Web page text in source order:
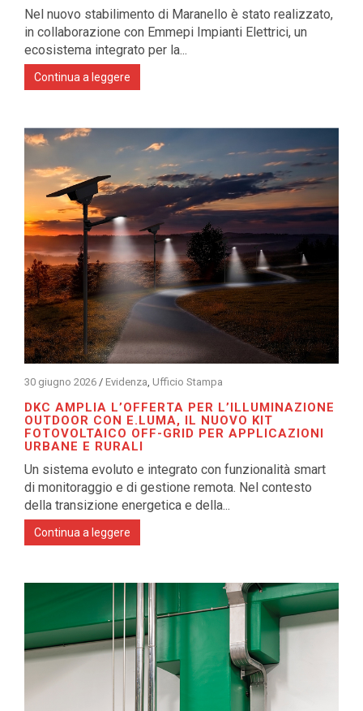
Nel nuovo stabilimento di Maranello è stato realizzato,
in collaborazione con Emmepi Impianti Elettrici, un
ecosistema integrato per la...
Continua a leggere
30 giugno 2026 / Evidenza, Ufficio Stampa
DKC AMPLIA L’OFFERTA PER L’ILLUMINAZIONE
OUTDOOR CON E.LUMA, IL NUOVO KIT
FOTOVOLTAICO OFF-GRID PER APPLICAZIONI
URBANE E RURALI
Un sistema evoluto e integrato con funzionalità smart
di monitoraggio e di gestione remota. Nel contesto
della transizione energetica e della...
Continua a leggere